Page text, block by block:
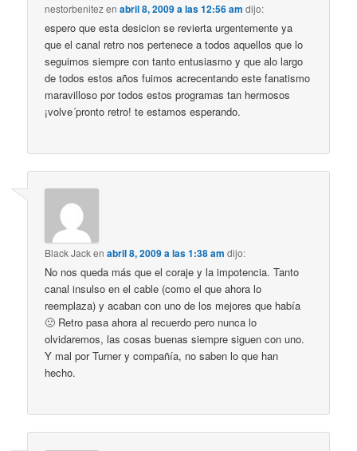
nestorbenitezenabril 8, 2009 a las 12:56 am dijo:
espero que esta desicion se revierta urgentemente ya
que el canal retro nos pertenece a todos aquellos que lo
seguimos siempre con tanto entusiasmo y que alo largo
de todos estos años fuimos acrecentando este fanatismo
maravilloso por todos estos programas tan hermosos
¡volve´pronto retro! te estamos esperando.
Black Jackenabril 8, 2009 a las 1:38 am dijo:
No nos queda más que el coraje y la impotencia. Tanto
canal insulso en el cable (como el que ahora lo
reemplaza) y acaban con uno de los mejores que había
🙁 Retro pasa ahora al recuerdo pero nunca lo
olvidaremos, las cosas buenas siempre siguen con uno.
Y mal por Turner y compañía, no saben lo que han
hecho.